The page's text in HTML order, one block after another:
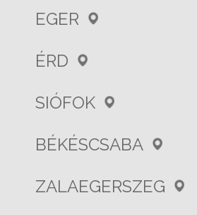
EGER
ÉRD
SIÓFOK
BÉKÉSCSABA
ZALAEGERSZEG